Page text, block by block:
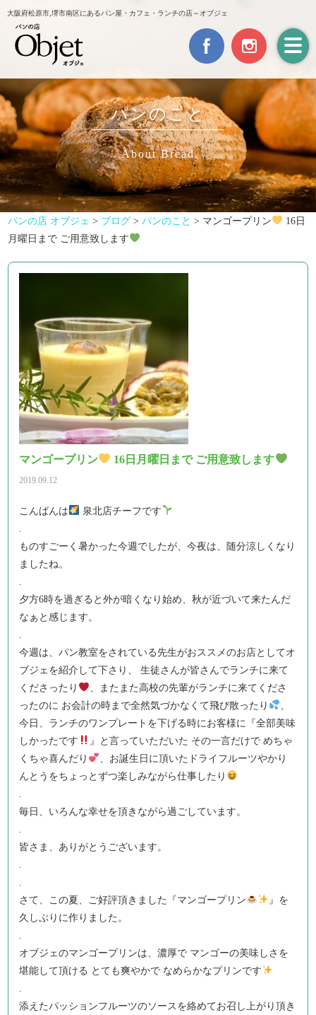
大阪府松原市,堺市南区にあるパン屋・カフェ・ランチの店～オブジェ
パンのこと
About Bread
パンの店 オブジェ > ブログ >パンのこと > マンゴープリン
16日
月曜日まで ご用意致します
マンゴープリン 16日月曜日まで ご用意致します
2019.09.12
こんばんは
泉北店チーフです
ものすごーく暑かった今週でしたが、今夜は、随分涼しくなり
ましたね。
夕方6時を過ぎると外が暗くなり始め、秋が近づいて来たんだ
なぁと感じます。
今週は、パン教室をされている先生がおススメのお店としてオ
ブジェを紹介して下さり、 生徒さんが皆さんでランチに来て
くださったり
、またまた高校の先輩がランチに来てくださ
ったのに お会計の時まで全然気づかなくて飛び散ったり
今日、ランチのワンプレートを下げる時にお客様に『全部美味
しかったです
』と言っていただいた その一言だけで めちゃ
くちゃ喜んだり
、お誕生日に頂いたドライフルーツやかり
んとうをちょっとずつ楽しみながら仕事したり
毎日、いろんな幸せを頂きながら過ごしています。
皆さま、ありがとうございます。
さて、この夏、ご好評頂きました『マンゴープリン
』を
久しぶりに作りました。
オブジェのマンゴープリンは、濃厚で マンゴーの美味しさを
堪能して頂ける とても爽やかで なめらかなプリンです
添えたパッションフルーツのソースを絡めてお召し上がり頂き